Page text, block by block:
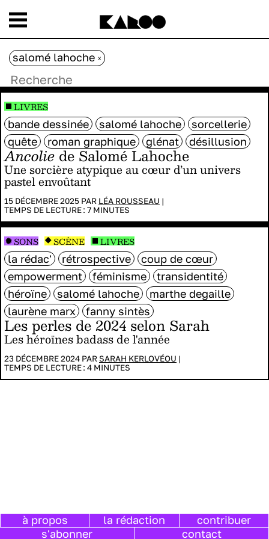
Ancoliede Salomé Lahoche
Une sorcière atypique au cœur d’un univers
pastel envoûtant
15 DÉCEMBRE 2025 PAR LÉA ROUSSEAU |
TEMPS DE LECTURE : 7 MINUTES
bande dessinée salomé lahoche
sorcellerie
quête
roman graphique glénat désillusion
LIVRES
Les perles de 2024 selon Sarah
Les héroïnes badass de l'année
23 DÉCEMBRE 2024 PAR SARAH KERLOVÉOU |
TEMPS DE LECTURE : 4 MINUTES
la rédac' rétrospective
coup de cœur
empowerment
féminisme
transidentité
héroïne
salomé lahoche
marthe degaille
laurène marx
fanny sintès
SONS SCÈNE LIVRES
salomé lahoche x
à propos la rédaction
contribuer
s'abonner
contact